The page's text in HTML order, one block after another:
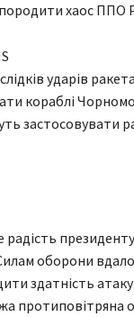
породити хаос ППО
ударів
кораблі
застосовувати
оборони
здатність
протиповітряна